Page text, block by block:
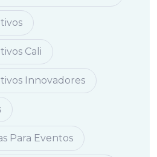
Cali
Innovadores
Para Eventos